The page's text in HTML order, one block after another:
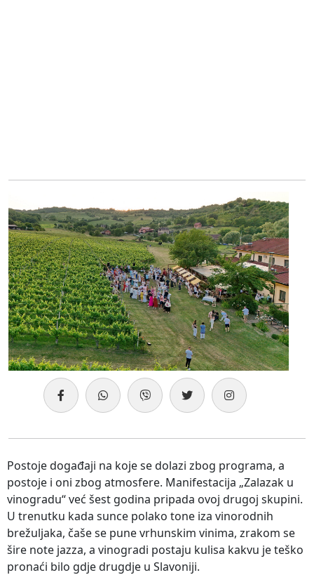
Postoje događaji na koje se dolazi zbog programa, a
postoje i oni zbog atmosfere. Manifestacija „Zalazak u
vinogradu“ već šest godina pripada ovoj drugoj skupini.
U trenutku kada sunce polako tone iza vinorodnih
brežuljaka, čaše se pune vrhunskim vinima, zrakom se
šire note jazza, a vinogradi postaju kulisa kakvu je teško
pronaći bilo gdje drugdje u Slavoniji.